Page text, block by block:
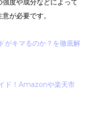
度や成分などによって
が必要です。
がキマるのか？を徹底解
ド！Amazonや楽天市